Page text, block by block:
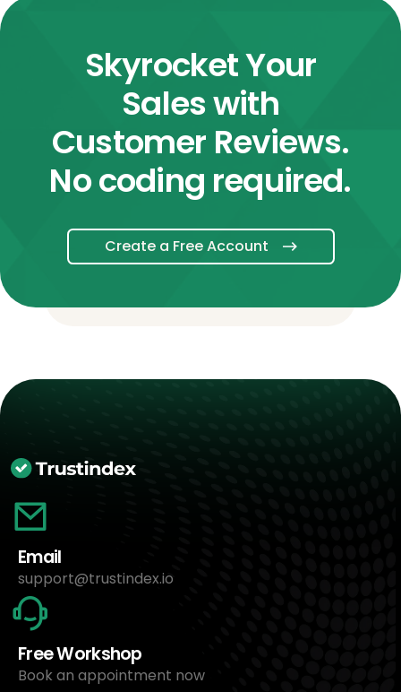
Skyrocket Your
Sales with
Customer Reviews.
No coding required.
Create a Free Account
Email
support@trustindex.io
Free Workshop
Book an appointment now